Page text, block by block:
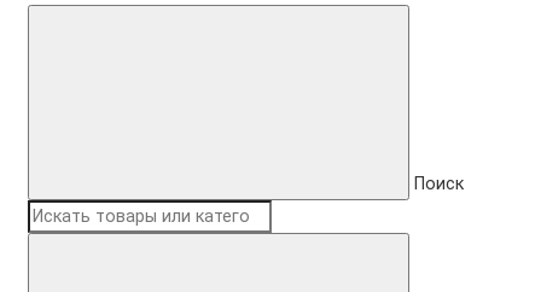
Поиск